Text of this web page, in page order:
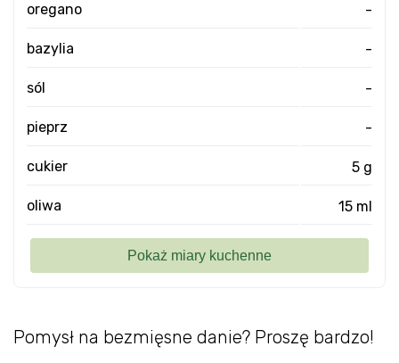
Pomysł na bezmięsne danie? Proszę bardzo!
oregano -
bazylia -
sól -
pieprz -
cukier 5 g
oliwa 15 ml